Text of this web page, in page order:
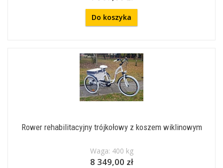
Do koszyka
Rower rehabilitacyjny trójkołowy z koszem wiklinowym
Waga: 400 kg
8 349,00 zł